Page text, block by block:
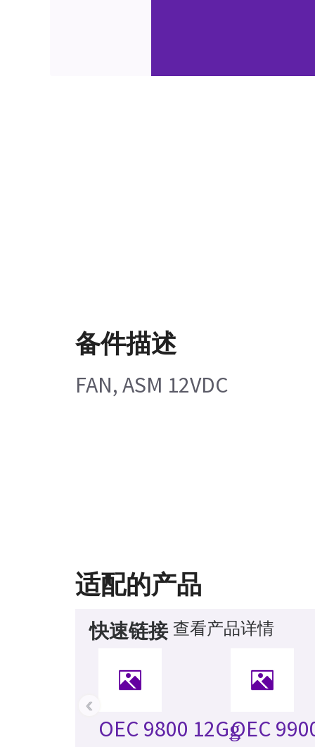
备件描述
FAN, ASM 12VDC
适配的产品
快速链接 查看产品详情
OEC 9800 12GǥOEC
‹